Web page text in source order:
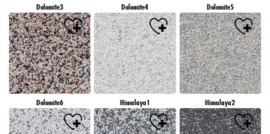
Dolomite3 Dolomite4 Dolomite5
Dolomite6 Himalaya1 Himalaya2